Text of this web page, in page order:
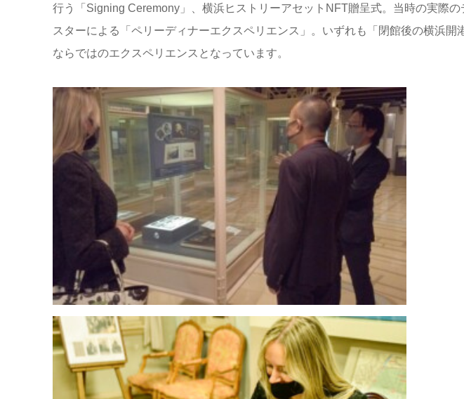
行う「Signing Ceremony」、横浜ヒストリーアセットNFT贈呈式。当時の実際
スターによる「ペリーディナーエクスペリエンス」。いずれも「閉館後の横浜
ならではのエクスペリエンスとなっています。